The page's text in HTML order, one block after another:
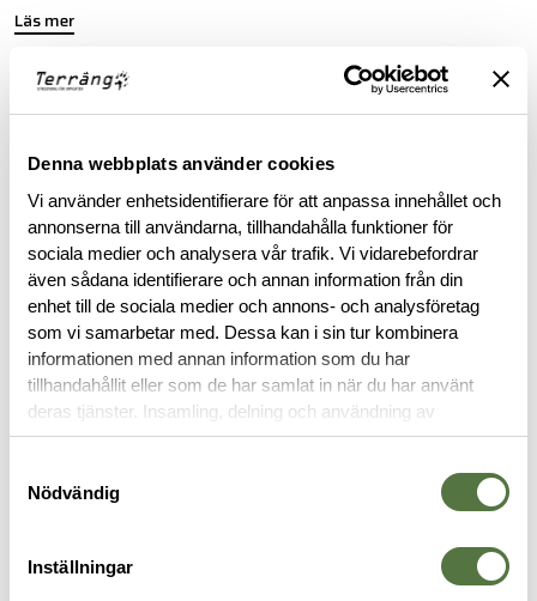
Denna webbplats använder cookies
Vi använder enhetsidentifierare för att anpassa innehållet och
annonserna till användarna, tillhandahålla funktioner för
sociala medier och analysera vår trafik. Vi vidarebefordrar
även sådana identifierare och annan information från din
enhet till de sociala medier och annons- och analysföretag
som vi samarbetar med. Dessa kan i sin tur kombinera
informationen med annan information som du har
tillhandahållit eller som de har samlat in när du har använt
deras tjänster. Insamling, delning och användning av
personuppgifter kan användas för personalisering av
Nödvändig
Inställningar
Läs mer
FINNS I FÖLJANDE FÄRGER
BESKRIVNING
STORLEKSGUIDE
RECENSIONER